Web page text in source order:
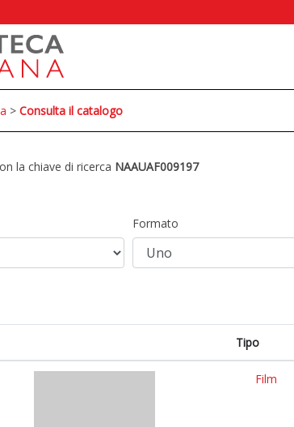
> Consulta il catalogo
la chiave di ricerca NAAUAF009197
Formato
Tipo
Film